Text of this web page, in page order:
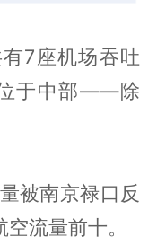
7座机场吞吐
于中部——除
被南京禄口反
流量前十。